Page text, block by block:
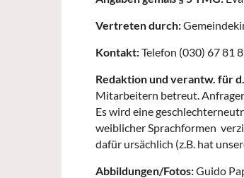
Vertreten durch:
Kontakt:Telefon (030) 67 81
Redaktion und verantw. für
Mitarbeitern betreut.
Es wird eine
weiblicher Sprachformen
dafür ursächlich (z.B. hat
Abbildungen/Fotos:Guido